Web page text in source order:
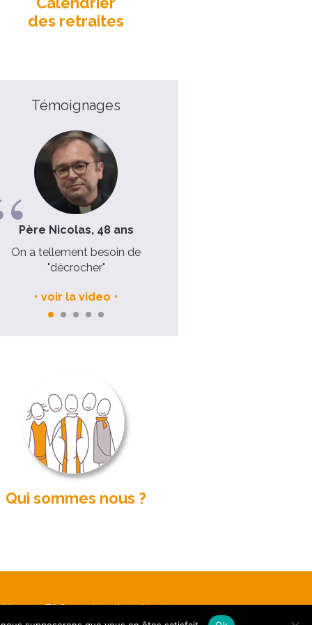
des retraites
Témoignages
Père Nicolas, 48 ans
On a tellement besoin de
"décrocher"
voir la video
Qui sommes nous ?
FAQ Mentions légales